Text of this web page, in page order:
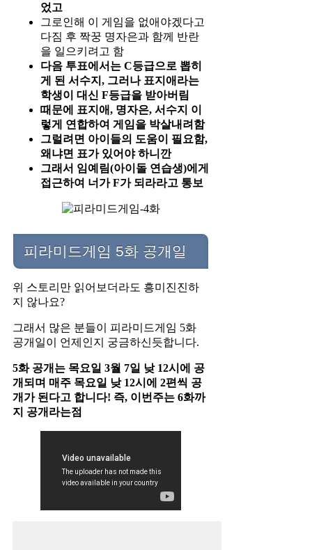
었고
그로인해 이 게임을 없애야겠다고
다짐 후 짝꿍 명자은과 함께 반란
을 일으키려고 함
다음 투표에서는 C등급으로 뽑히
게 된 서수지, 그러나 표지애라는
학생이 대신 F등급을 받아버림
때문에 표지애, 명자은, 서수지 이
렇게 연합하여 게임을 박살내려함
그럴려면 아이들의 도움이 필요함,
왜냐면 표가 있어야 하니깐
그래서 임예림(아이돌 연습생)에게
접근하여 너가 F가 되라라고 통보
피라미드게임 5화 공개일
위 스토리만 읽어보더라도 흥미진진하
지 않나요?
그래서 많은 분들이 피라미드게임 5화
공개일이 언제인지 궁금하신듯합니다.
5화 공개는 목요일 3월 7일 낮 12시에 공
개되며 매주 목요일 낮 12시에 2편씩 공
개가 된다고 합니다! 즉, 이번주는 6화까
지 공개라는점